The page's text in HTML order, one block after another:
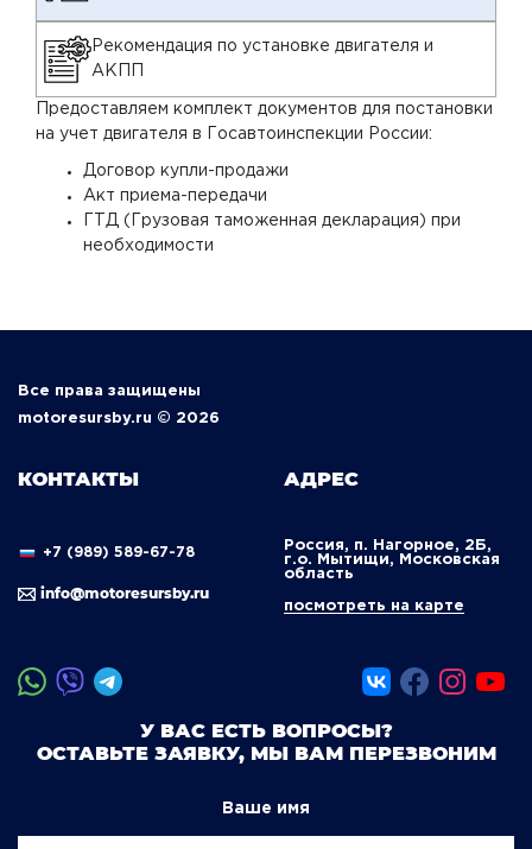
Рекомендация по установке двигателя и
АКПП
Предоставляем комплект документов для постановки
на учет двигателя в Госавтоинспекции России:
Договор купли-продажи
Акт приема-передачи
ГТД (Грузовая таможенная декларация) при
необходимости
Все права защищены
motoresursby.ru © 2026
КОНТАКТЫ
+7 (989) 589-67-78
info@motoresursby.ru
АДРЕС
Россия, п. Нагорное, 2Б,
г.о. Мытищи, Московская
область
посмотреть на карте
У ВАС ЕСТЬ ВОПРОСЫ?
ОСТАВЬТЕ ЗАЯВКУ, МЫ ВАМ ПЕРЕЗВОНИМ
Ваше имя